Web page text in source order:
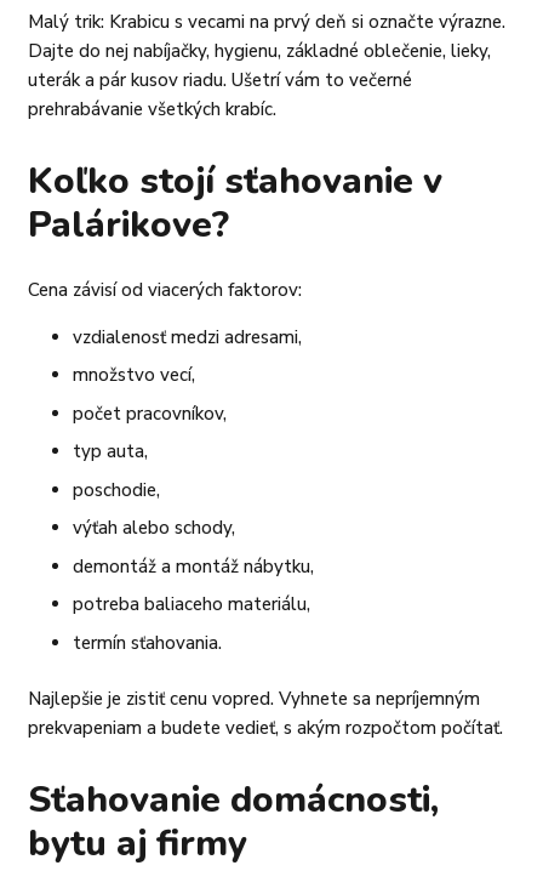
Malý trik: Krabicu s vecami na prvý deň si označte výrazne.
Dajte do nej nabíjačky, hygienu, základné oblečenie, lieky,
uterák a pár kusov riadu. Ušetrí vám to večerné
prehrabávanie všetkých krabíc.
Koľko stojí sťahovanie v
Palárikove?
Cena závisí od viacerých faktorov:
vzdialenosť medzi adresami,
množstvo vecí,
počet pracovníkov,
typ auta,
poschodie,
výťah alebo schody,
demontáž a montáž nábytku,
potreba baliaceho materiálu,
termín sťahovania.
Najlepšie je zistiť cenu vopred. Vyhnete sa nepríjemným
prekvapeniam a budete vedieť, s akým rozpočtom počítať.
Sťahovanie domácnosti,
bytu aj firmy